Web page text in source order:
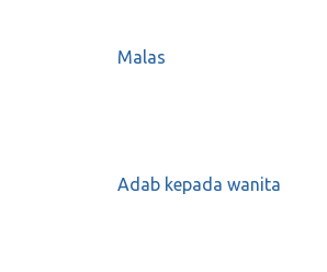
Malas
Adab kepada wanita